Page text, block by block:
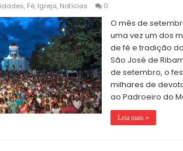
, Fé, Igreja, Notícias 0
O mês de
uma vez um dos
de fé e tradição
São José de
de setembro, o
milhares de
ao Padroeiro do
Leia mais »